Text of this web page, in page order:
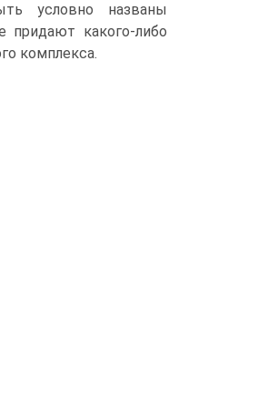
условно названы
придают какого-либо
комплекса.